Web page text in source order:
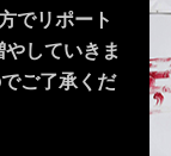
でリポート
していきま
ご了承くだ